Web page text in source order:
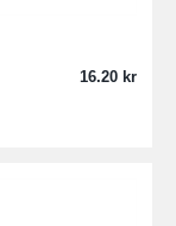
16.20